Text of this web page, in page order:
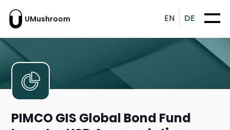
UMushroom EN DE
PIMCO GIS Global Bond Fund